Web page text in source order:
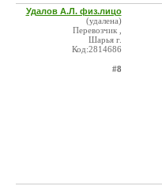
Удалов А.Л. физ.лицо
(удалена)
Перевозчик ,
Шарья г.
Код:2814686
#8